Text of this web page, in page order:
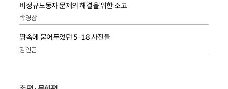
비정규노동자 문제의 해결을 위한 소고
박영삼
땅속에 묻어두었던 5·18 사진들
김인곤